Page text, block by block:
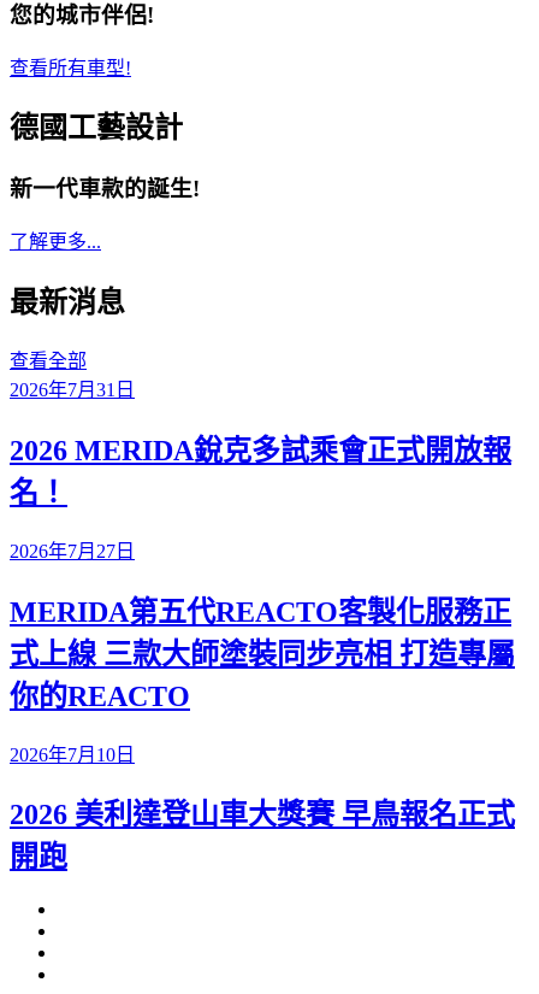
您的城市伴侶!
查看所有車型!
德國工藝設計
新一代車款的誕生!
了解更多...
最新消息
查看全部
2026年7月31日
2026 MERIDA銳克多試乘會正式開放報
名！
2026年7月27日
MERIDA第五代REACTO客製化服務正
式上線 三款大師塗裝同步亮相 打造專屬
你的REACTO
2026年7月10日
2026 美利達登山車大獎賽 早鳥報名正式
開跑